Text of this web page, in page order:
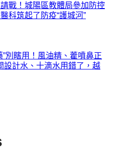
戰！城陽區教體局參加防控
科筑起了防疫“護城河”
”別瞎用！風油精、藿噴鼻正
設計水、十滴水用錯了，越